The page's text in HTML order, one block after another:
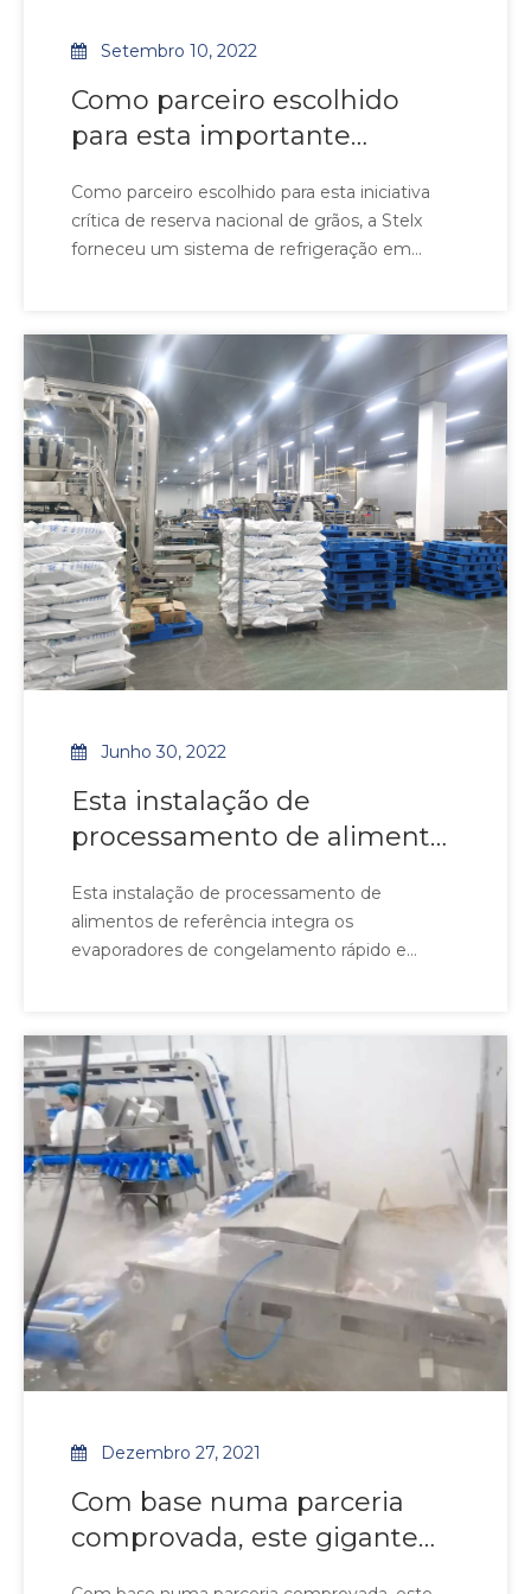
Setembro 10, 2022
Como parceiro escolhido
para esta importante
de grãos, a Stelx forneceu
um sistema de refrigeração
e de habilidade.
Como parceiro escolhido para esta iniciativa
crítica de reserva nacional de grãos, a Stelx
forneceu um sistema de refrigeração em
segurança alimentar em climas tropicais,
nossos refrigeradores de ar apresentam
construção robusta e multi-de
Junho 30, 2022
Esta instalação de
processamento de alimentos
evaporadores premium de
congelamento rápido e
Esta instalação de processamento de
alimentos de referência integra os
evaporadores de congelamento rápido e
atender às demandas rigorosas de higiene e
alto rendimento. Projetados com materiais
resistentes à corrosão e tecnologia de degelo
adaptativo, os sistemas garantem operação
ininterrupta
Dezembro 27, 2021
Com base numa parceria
comprovada, este gigante